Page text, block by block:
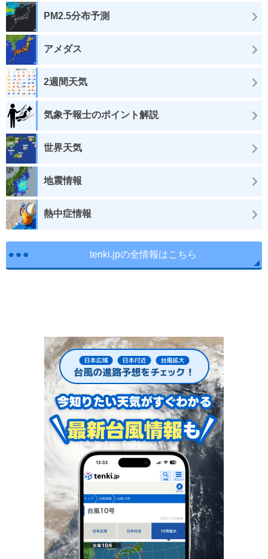
PM2.5分布予測
アメダス
2週間天気
気象予報士のポイント解説
世界天気
地震情報
熱中症情報
tenki.jpの全情報はこちら